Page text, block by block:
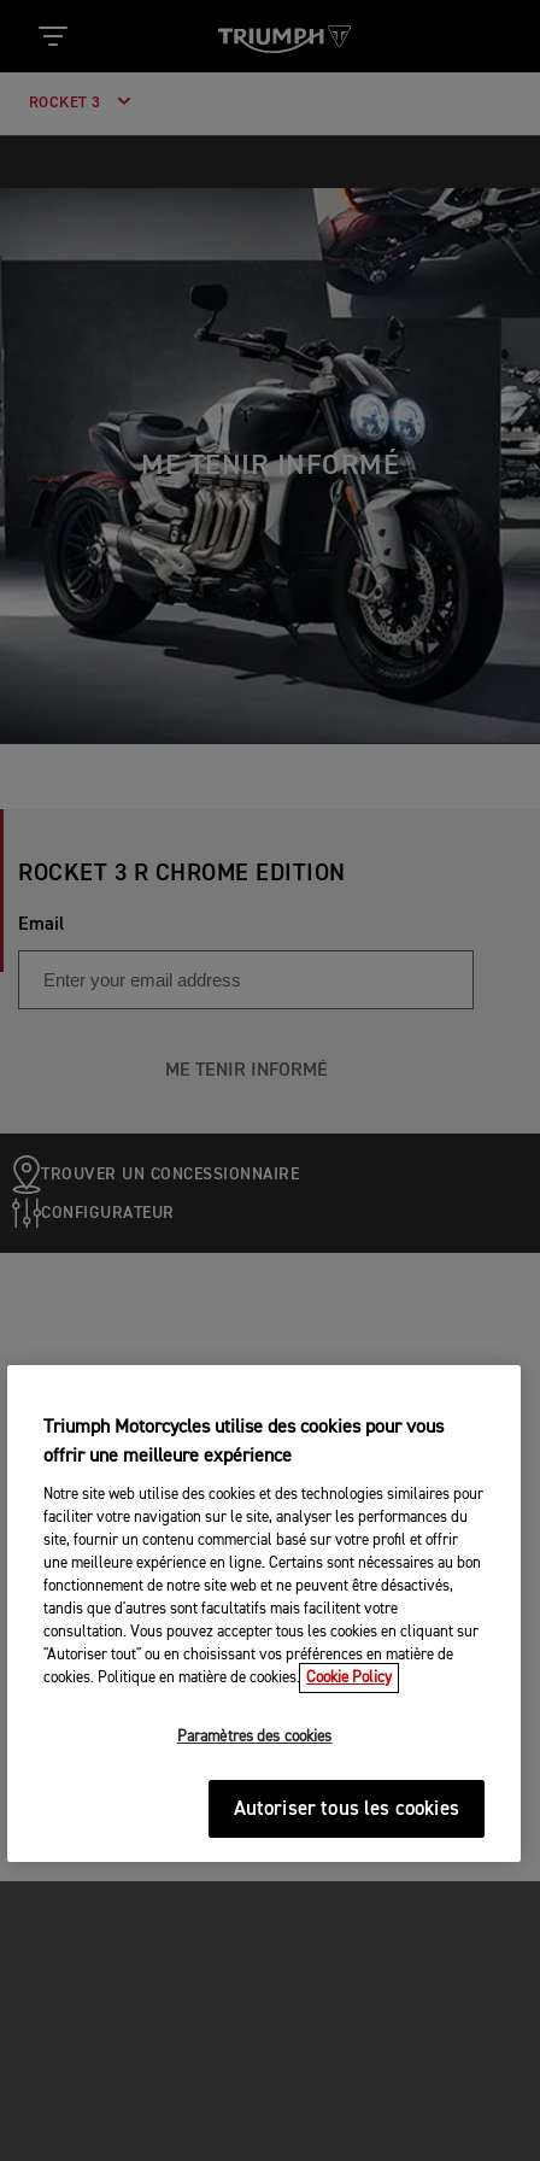
ROCKET 3
ME TENIR INFORMÉ
ROCKET 3 R CHROME EDITION
Email
ME TENIR INFORMÉ
TROUVER UN CONCESSIONNAIRE
CONFIGURATEUR
Triumph Motorcycles utilise des cookies pour vous
offrir une meilleure expérience
Notre site web utilise des cookies et des technologies similaires pour
faciliter votre navigation sur le site, analyser les performances du
site, fournir un contenu commercial basé sur votre profil et offrir
une meilleure expérience en ligne. Certains sont nécessaires au bon
fonctionnement de notre site web et ne peuvent être désactivés,
tandis que d'autres sont facultatifs mais facilitent votre
consultation. Vous pouvez accepter tous les cookies en cliquant sur
"Autoriser tout" ou en choisissant vos préférences en matière de
cookies. Politique en matière de cookies. Cookie Policy
Paramètres des cookies
Autoriser tous les cookies